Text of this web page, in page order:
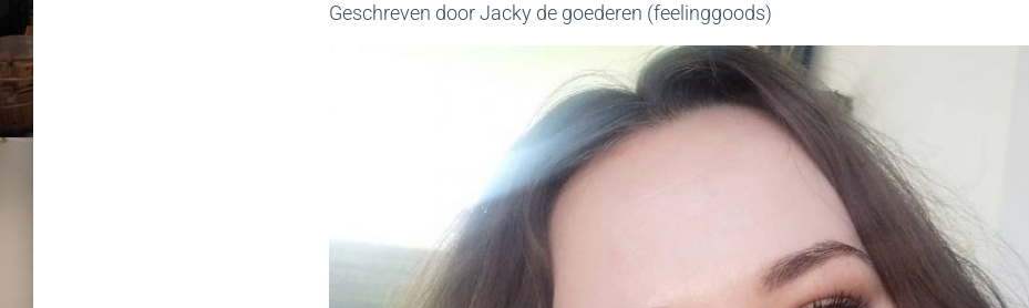
Geschreven door Jacky de goederen (feelinggoods)